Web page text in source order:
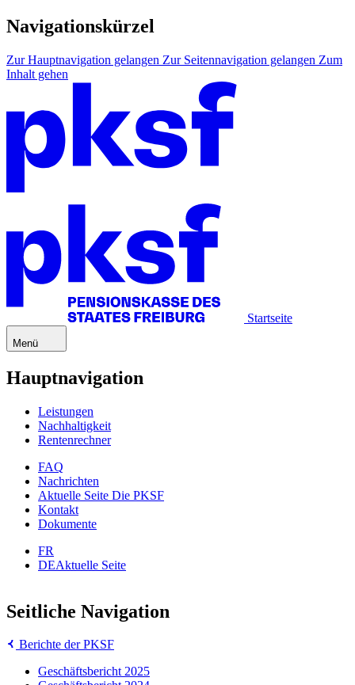
Navigationskürzel
Zur Hauptnavigation gelangen Zur Seitennavigation gelangen Zum
Inhalt gehen
Startseite
Menü
Hauptnavigation
Leistungen
Nachhaltigkeit
Rentenrechner
FAQ
Nachrichten
Aktuelle Seite Die PKSF
Kontakt
Dokumente
FR
DEAktuelle Seite
Seitliche Navigation
Berichte der PKSF
Geschäftsbericht 2025